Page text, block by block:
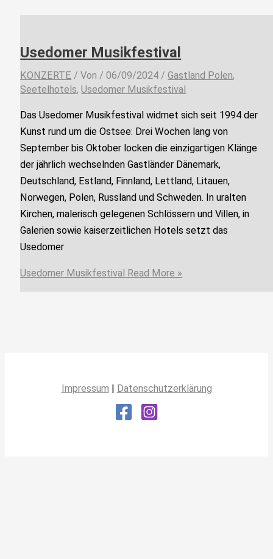
Usedomer Musikfestival
KONZERTE / Von/06/09/2024/Gastland Polen,
Seetelhotels,Usedomer Musikfestival
Das Usedomer Musikfestival widmet sich seit 1994 der
Kunst rund um die Ostsee: Drei Wochen lang von
September bis Oktober locken die einzigartigen Klänge
der jährlich wechselnden Gastländer Dänemark,
Deutschland, Estland, Finnland, Lettland, Litauen,
Norwegen, Polen, Russland und Schweden. In uralten
Kirchen, malerisch gelegenen Schlössern und Villen, in
Galerien sowie kaiserzeitlichen Hotels setzt das
Usedomer
Usedomer Musikfestival Read More »
Impressum | Datenschutzerklärung